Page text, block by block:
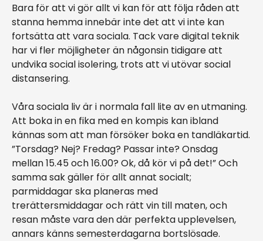
Bara för att vi gör allt vi kan för att följa råden att
stanna hemma innebär inte det att vi inte kan
fortsätta att vara sociala. Tack vare digital teknik
har vi fler möjligheter än någonsin tidigare att
undvika social isolering, trots att vi utövar social
distansering.
Våra sociala liv är i normala fall lite av en utmaning.
Att boka in en fika med en kompis kan ibland
kännas som att man försöker boka en tandläkartid.
”Torsdag? Nej? Fredag? Passar inte? Onsdag
mellan 15.45 och 16.00? Ok, då kör vi på det!” Och
samma sak gäller för allt annat socialt;
parmiddagar ska planeras med
trerättersmiddagar och rätt vin till maten, och
resan måste vara den där perfekta upplevelsen,
annars känns semesterdagarna bortslösade.